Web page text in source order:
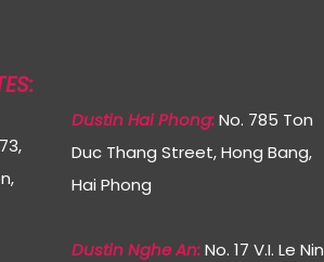
Dustin Hai Phong:No. 785 Ton
Duc Thang Street, Hong Bang,
Hai Phong
Dustin Nghe An:No. 17 V.I. Le Nin